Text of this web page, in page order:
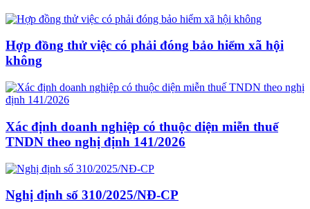
Hợp đồng thử việc có phải đóng bảo hiểm xã hội
không
Xác định doanh nghiệp có thuộc diện miễn thuế
TNDN theo nghị định 141/2026
Nghị định số 310/2025/NĐ-CP